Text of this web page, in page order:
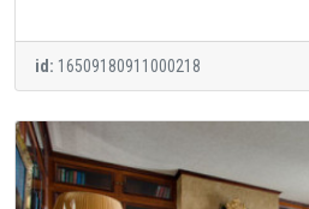
id: 16509180911000218